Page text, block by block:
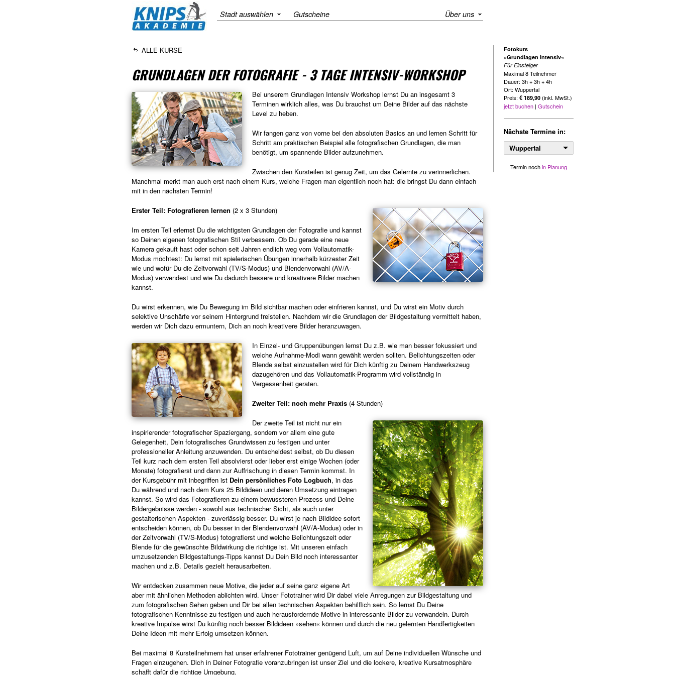
Stadt auswählen Gutscheine Über uns
ALLE KURSE
GRUNDLAGEN DER FOTOGRAFIE - 3 TAGE INTENSIV-WORKSHOP
Bei unserem Grundlagen Intensiv Workshop lernst Du an insgesamt 3
Terminen wirklich alles, was Du brauchst um Deine Bilder auf das nächste
Level zu heben.
Wir fangen ganz von vorne bei den absoluten Basics an und lernen Schritt für
Schritt am praktischen Beispiel alle fotografischen Grundlagen, die man
benötigt, um spannende Bilder aufzunehmen.
Zwischen den Kursteilen ist genug Zeit, um das Gelernte zu verinnerlichen.
Manchmal merkt man auch erst nach einem Kurs, welche Fragen man eigentlich noch hat: die bringst Du dann einfach
mit in den nächsten Termin!
Erster Teil: Fotografieren lernen (2 x 3 Stunden)
Im ersten Teil erlernst Du die wichtigsten Grundlagen der Fotografie und kannst
so Deinen eigenen fotografischen Stil verbessern. Ob Du gerade eine neue
Kamera gekauft hast oder schon seit Jahren endlich weg vom Vollautomatik-
Modus möchtest: Du lernst mit spielerischen Übungen innerhalb kürzester Zeit
wie und wofür Du die Zeitvorwahl (TV/S-Modus) und Blendenvorwahl (AV/A-
Modus) verwendest und wie Du dadurch bessere und kreativere Bilder machen
kannst.
Du wirst erkennen, wie Du Bewegung im Bild sichtbar machen oder einfrieren kannst, und Du wirst ein Motiv durch
selektive Unschärfe vor seinem Hintergrund freistellen. Nachdem wir die Grundlagen der Bildgestaltung vermittelt haben,
werden wir Dich dazu ermuntern, Dich an noch kreativere Bilder heranzuwagen.
In Einzel- und Gruppenübungen lernst Du z.B. wie man besser fokussiert und
welche Aufnahme-Modi wann gewählt werden sollten. Belichtungszeiten oder
Blende selbst einzustellen wird für Dich künftig zu Deinem Handwerkszeug
dazugehören und das Vollautomatik-Programm wird vollständig in
Vergessenheit geraten.
Zweiter Teil: noch mehr Praxis (4 Stunden)
Der zweite Teil ist nicht nur ein
inspirierender fotografischer Spaziergang, sondern vor allem eine gute
Gelegenheit, Dein fotografisches Grundwissen zu festigen und unter
professioneller Anleitung anzuwenden. Du entscheidest selbst, ob Du diesen
Teil kurz nach dem ersten Teil absolvierst oder lieber erst einige Wochen (oder
Monate) fotografierst und dann zur Auffrischung in diesen Termin kommst. In
der Kursgebühr mit inbegriffen ist Dein persönliches Foto Logbuch, in das
Du während und nach dem Kurs 25 Bildideen und deren Umsetzung eintragen
kannst. So wird das Fotografieren zu einem bewussteren Prozess und Deine
Bildergebnisse werden - sowohl aus technischer Sicht, als auch unter
gestalterischen Aspekten - zuverlässig besser. Du wirst je nach Bildidee sofort
entscheiden können, ob Du besser in der Blendenvorwahl (AV/A-Modus) oder in
der Zeitvorwahl (TV/S-Modus) fotografierst und welche Belichtungszeit oder
Blende für die gewünschte Bildwirkung die richtige ist. Mit unseren einfach
umzusetzenden Bildgestaltungs-Tipps kannst Du Dein Bild noch interessanter
machen und z.B. Details gezielt herausarbeiten.
Wir entdecken zusammen neue Motive, die jeder auf seine ganz eigene Art
aber mit ähnlichen Methoden ablichten wird. Unser Fototrainer wird Dir dabei viele Anregungen zur Bildgestaltung und
zum fotografischen Sehen geben und Dir bei allen technischen Aspekten behilflich sein. So lernst Du Deine
fotografischen Kenntnisse zu festigen und auch herausfordernde Motive in interessante Bilder zu verwandeln. Durch
kreative Impulse wirst Du künftig noch besser Bildideen »sehen« können und durch die neu gelernten Handfertigkeiten
Deine Ideen mit mehr Erfolg umsetzen können.
Bei maximal 8 Kursteilnehmern hat unser erfahrener Fototrainer genügend Luft, um auf Deine individuellen Wünsche und
Fragen einzugehen. Dich in Deiner Fotografie voranzubringen ist unser Ziel und die lockere, kreative Kursatmosphäre
schafft dafür die richtige Umgebung.
Fotokurs
»Grundlagen Intensiv«
Für Einsteiger
Maximal 8 Teilnehmer
Dauer: 3h + 3h + 4h
Ort: Wuppertal
Preis: € 189,90 (inkl. MwSt.)
jetzt buchen | Gutschein
Nächste Termine in:
Wuppertal
Termin nochin Planung